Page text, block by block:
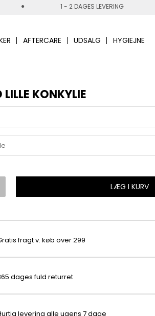
1 - 2 DAGES LEVERING
AFTERCARE UDSALG HYGIEJNE
KONKYLIE
LÆG I KURV
fragt v. køb over 299
dages fuld returret
levering alle ugens 7 dage